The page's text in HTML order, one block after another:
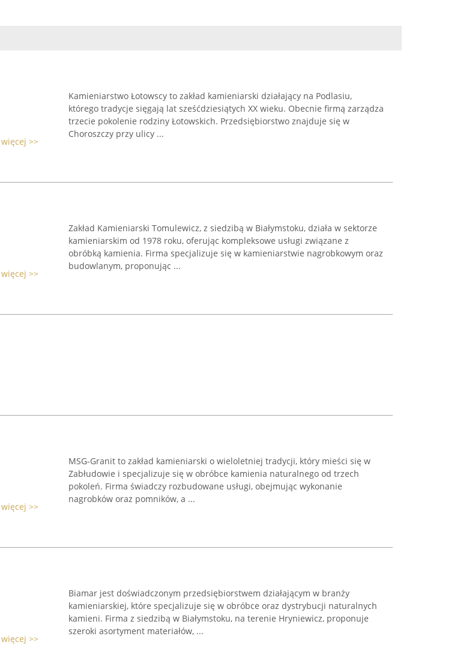
więcej >>
Kamieniarstwo Łotowscy to zakład kamieniarski działający na Podlasiu,
którego tradycje sięgają lat sześćdziesiątych XX wieku. Obecnie firmą zarządza
trzecie pokolenie rodziny Łotowskich. Przedsiębiorstwo znajduje się w
Choroszczy przy ulicy ...
więcej >>
Zakład Kamieniarski Tomulewicz, z siedzibą w Białymstoku, działa w sektorze
kamieniarskim od 1978 roku, oferując kompleksowe usługi związane z
obróbką kamienia. Firma specjalizuje się w kamieniarstwie nagrobkowym oraz
budowlanym, proponując ...
więcej >>
MSG-Granit to zakład kamieniarski o wieloletniej tradycji, który mieści się w
Zabłudowie i specjalizuje się w obróbce kamienia naturalnego od trzech
pokoleń. Firma świadczy rozbudowane usługi, obejmując wykonanie
nagrobków oraz pomników, a ...
więcej >>
Biamar jest doświadczonym przedsiębiorstwem działającym w branży
kamieniarskiej, które specjalizuje się w obróbce oraz dystrybucji naturalnych
kamieni. Firma z siedzibą w Białymstoku, na terenie Hryniewicz, proponuje
szeroki asortyment materiałów, ...